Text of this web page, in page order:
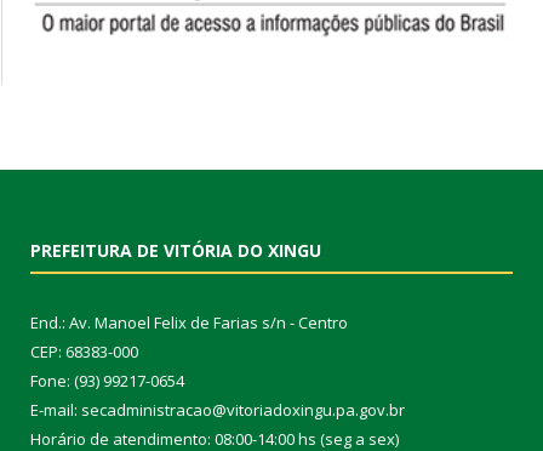
PREFEITURA DE VITÓRIA DO XINGU
End.: Av. Manoel Felix de Farias s/n - Centro
CEP: 68383-000
Fone: (93) 99217-0654
E-mail: secadministracao@vitoriadoxingu.pa.gov.br
Horário de atendimento: 08:00-14:00 hs (seg a sex)